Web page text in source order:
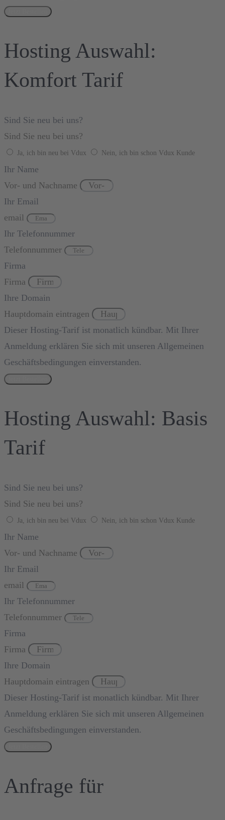
Hosting Auswahl:
Komfort Tarif
Sind Sie neu bei uns?
Sind Sie neu bei uns?
Ja, ich bin neu bei Vdux Nein, ich bin schon Vdux Kunde
Ihr Name
Vor- und Nachname
Ihr Email
email
Ihr Telefonnummer
Telefonnummer
Firma
Firma
Ihre Domain
Hauptdomain eintragen
Dieser Hosting-Tarif ist monatlich kündbar. Mit Ihrer
Anmeldung erklären Sie sich mit unseren Allgemeinen
Geschäftsbedingungen einverstanden.
Hosting Auswahl: Basis
Tarif
Sind Sie neu bei uns?
Sind Sie neu bei uns?
Ja, ich bin neu bei Vdux Nein, ich bin schon Vdux Kunde
Ihr Name
Vor- und Nachname
Ihr Email
email
Ihr Telefonnummer
Telefonnummer
Firma
Firma
Ihre Domain
Hauptdomain eintragen
Dieser Hosting-Tarif ist monatlich kündbar. Mit Ihrer
Anmeldung erklären Sie sich mit unseren Allgemeinen
Geschäftsbedingungen einverstanden.
Anfrage für